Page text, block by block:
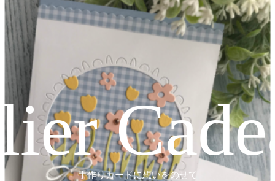
手作りカードに想いをのせて